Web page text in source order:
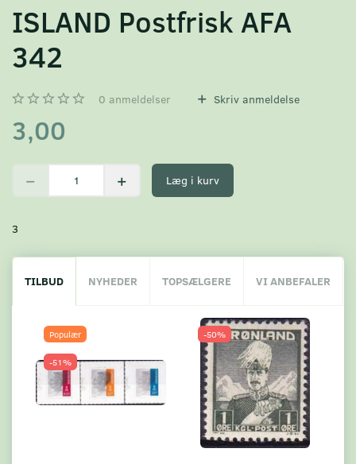
ISLAND Postfrisk AFA
342
0 anmeldelser Skriv anmeldelse
3,00
Læg i kurv
3
TILBUD NYHEDER TOPSÆLGERE VI ANBEFALER
Populær
-51%
-50%